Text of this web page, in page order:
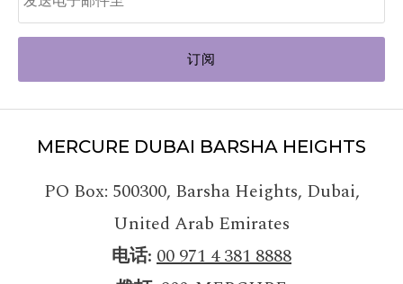
订阅
MERCURE DUBAI BARSHA HEIGHTS
PO Box: 500300, Barsha Heights, Dubai,
United Arab Emirates
电话 00 971 4 381 8888